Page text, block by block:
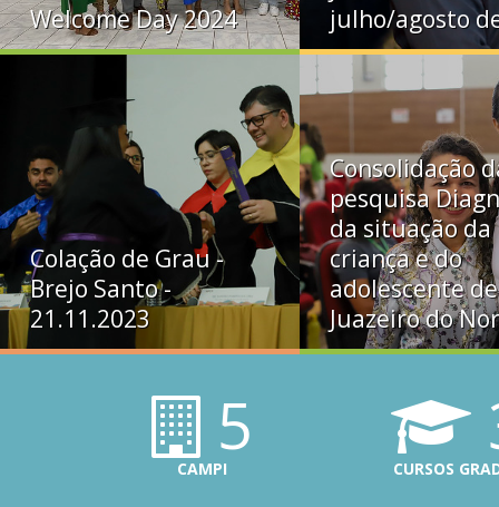
Welcome Day 2024
julho/agosto
Colação de Grau -
Brejo Santo -
21.11.2023
Consolidação
pesquisa
da situação da
criança e do
adolescente de
Juazeiro do
5
CAMPI CURSOS